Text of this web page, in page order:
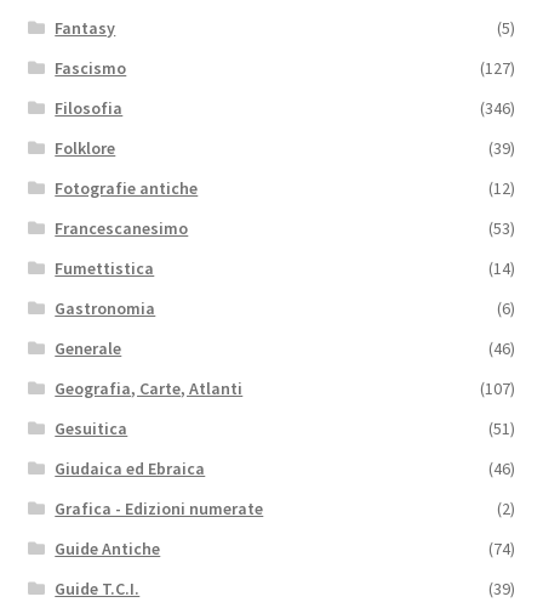
Fantasy
(5)
Fascismo
(127)
Filosofia
(346)
Folklore
(39)
Fotografie antiche
(12)
Francescanesimo
(53)
Fumettistica
(14)
Gastronomia
(6)
Generale
(46)
Geografia, Carte, Atlanti
(107)
Gesuitica
(51)
Giudaica ed Ebraica
(46)
Grafica - Edizioni numerate
(2)
Guide Antiche
(74)
Guide T.C.I.
(39)